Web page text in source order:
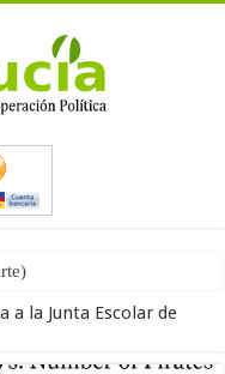
generales
a la Junta Escolar de